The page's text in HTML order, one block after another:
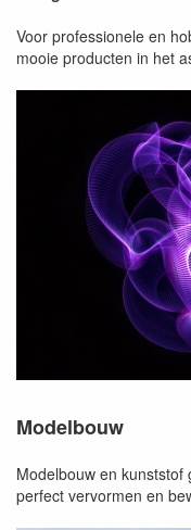
Voor professionele en
mooie producten in het
Modelbouw
Modelbouw en
perfect vervormen en